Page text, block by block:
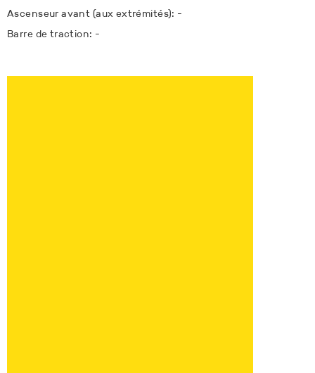
Ascenseur avant (aux extrémités): -
Barre de traction: -